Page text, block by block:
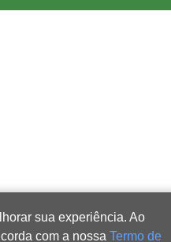
sua experiência. Ao
com a nossa Termo de